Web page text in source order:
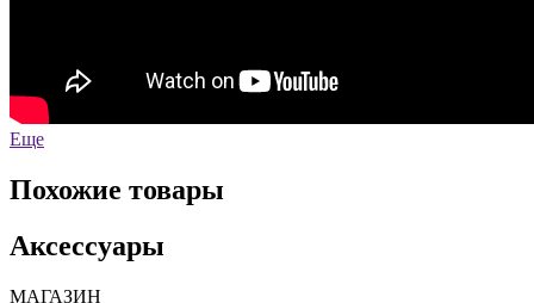
Еще
Похожие товары
Аксессуары
МАГАЗИН